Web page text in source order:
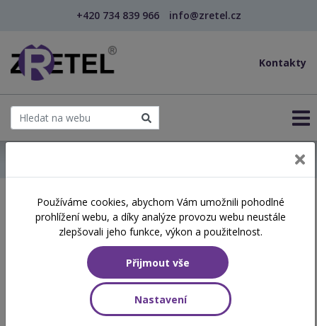
+420 734 839 966 info@zretel.cz
Kontakty
Školení začínající 25. 05.
2026
Aktuálně vypsané termíny
Používáme cookies, abychom Vám umožnili pohodlné
prohlížení webu, a díky analýze provozu webu neustále
zlepšovali jeho funkce, výkon a použitelnost.
Přijmout vše
Nastavení